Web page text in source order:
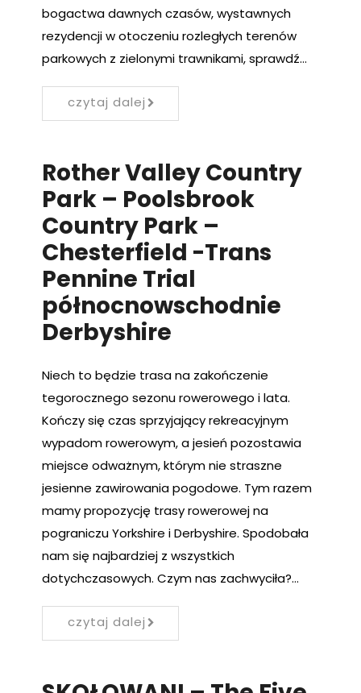
bogactwa dawnych czasów, wystawnych
rezydencji w otoczeniu rozległych terenów
parkowych z zielonymi trawnikami, sprawdź…
czytaj dalej
Rother Valley Country
Park – Poolsbrook
Country Park –
Chesterfield -Trans
Pennine Trial
północnowschodnie
Derbyshire
Niech to będzie trasa na zakończenie
tegorocznego sezonu rowerowego i lata.
Kończy się czas sprzyjający rekreacyjnym
wypadom rowerowym, a jesień pozostawia
miejsce odważnym, którym nie straszne
jesienne zawirowania pogodowe. Tym razem
mamy propozycję trasy rowerowej na
pograniczu Yorkshire i Derbyshire. Spodobała
nam się najbardziej z wszystkich
dotychczasowych. Czym nas zachwyciła?…
czytaj dalej